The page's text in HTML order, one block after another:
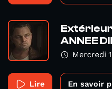
Extérieur
ANNEE
Mercredi
Lire En savoir